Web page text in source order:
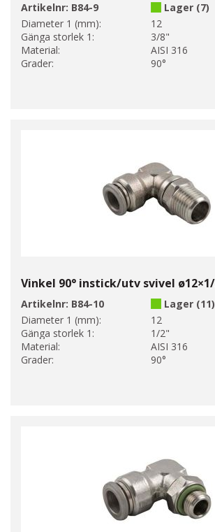
Artikelnr: B84-9
Lager (7)
Diameter 1 (mm):
12
Gänga storlek 1:
3/8"
Material:
AISI 316
Grader:
90°
Vinkel 90° instick/utv svivel ø12×1/
Artikelnr: B84-10
Lager (11)
Diameter 1 (mm):
12
Gänga storlek 1:
1/2"
Material:
AISI 316
Grader:
90°